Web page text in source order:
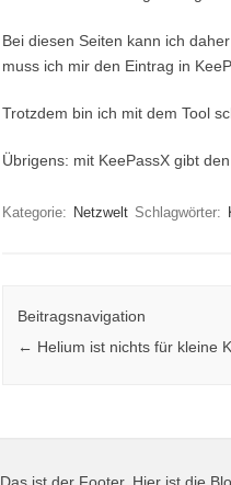
Bei diesen Seiten kann ich
muss ich mir den Eintrag in
Trotzdem bin ich mit dem Tool
Übrigens: mit KeePassX gibt
Kategorie: Netzwelt Schlagwörter:
Beitragsnavigation
← Helium ist nichts für kleine